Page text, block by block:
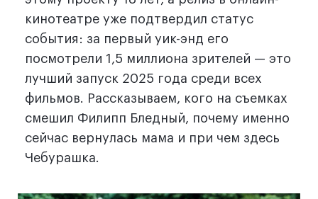
кинотеатре уже подтвердил статус
события: за первый уик-энд его
посмотрели 1,5 миллиона зрителей — это
лучший запуск 2025 года среди всех
фильмов. Рассказываем, кого на съемках
смешил Филипп Бледный, почему именно
сейчас вернулась мама и при чем здесь
Чебурашка.